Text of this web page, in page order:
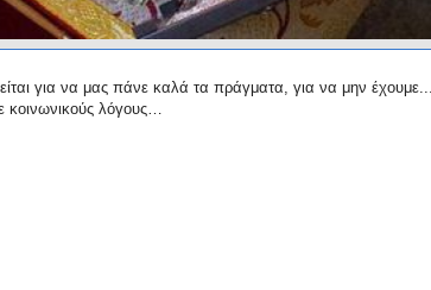
για να μας πάνε καλά τα πράγματα, για να μην έχουμε....
λόγους…